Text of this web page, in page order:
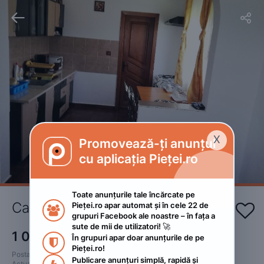
 

1 000RON • Negociabil
Postat
2023. martie 12.
X
Promovează-ți anunțul
cu aplicația Pieței.ro

Toate anunțurile tale încărcate pe
Pieței.ro apar automat și în cele 22 de
grupuri Facebook ale noastre – în fața a
sute de mii de utilizatori! 🚀

În grupuri apar doar anunțurile de pe
Pieței.ro!
Publicare anunțuri simplă, rapidă și